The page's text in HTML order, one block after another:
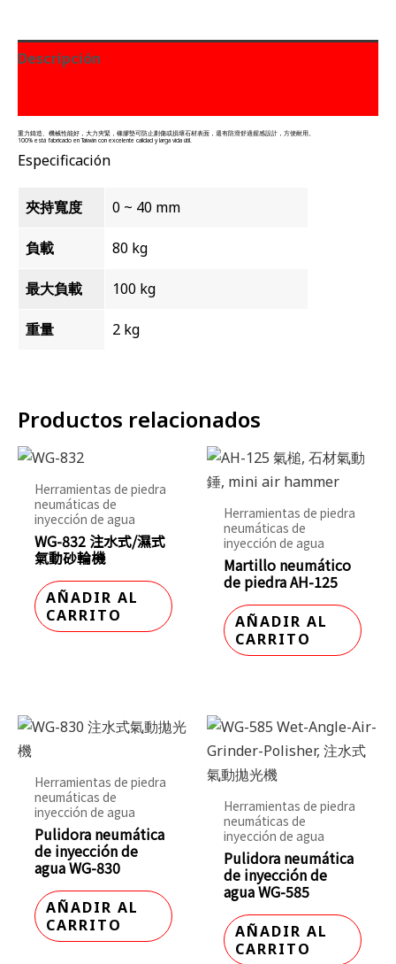
Descripción
重力鑄造、機械性能好，大力夾緊，橡膠墊可防止劃傷或損壞石材表面，還有防滑舒適握感設計，方便耐用。
100% está fabricado en Taiwán con excelente calidad y larga vida útil.
Especificación
夾持寬度 0 ~ 40 mm
負載 80 kg
最大負載 100 kg
重量 2 kg
Productos relacionados
Herramientas de piedra
neumáticas de
inyección de agua
WG-832 注水式/濕式
氣動砂輪機
AÑADIR AL
CARRITO
Herramientas de piedra
neumáticas de
inyección de agua
Martillo neumático
de piedra AH-125
AÑADIR AL
CARRITO
Herramientas de piedra
neumáticas de
inyección de agua
Pulidora neumática
de inyección de
agua WG-830
AÑADIR AL
CARRITO
Herramientas de piedra
neumáticas de
inyección de agua
Pulidora neumática
de inyección de
agua WG-585
AÑADIR AL
CARRITO